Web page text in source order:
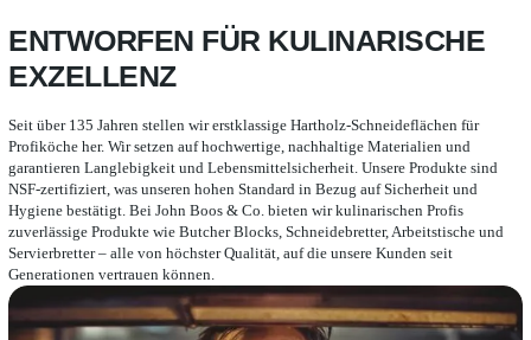
ENTWORFEN FÜR KULINARISCHE
EXZELLENZ
Seit über 135 Jahren stellen wir erstklassige Hartholz-Schneideflächen für
Profiköche her. Wir setzen auf hochwertige, nachhaltige Materialien und
garantieren Langlebigkeit und Lebensmittelsicherheit. Unsere Produkte sind
NSF-zertifiziert, was unseren hohen Standard in Bezug auf Sicherheit und
Hygiene bestätigt. Bei John Boos & Co. bieten wir kulinarischen Profis
zuverlässige Produkte wie Butcher Blocks, Schneidebretter, Arbeitstische und
Servierbretter – alle von höchster Qualität, auf die unsere Kunden seit
Generationen vertrauen können.